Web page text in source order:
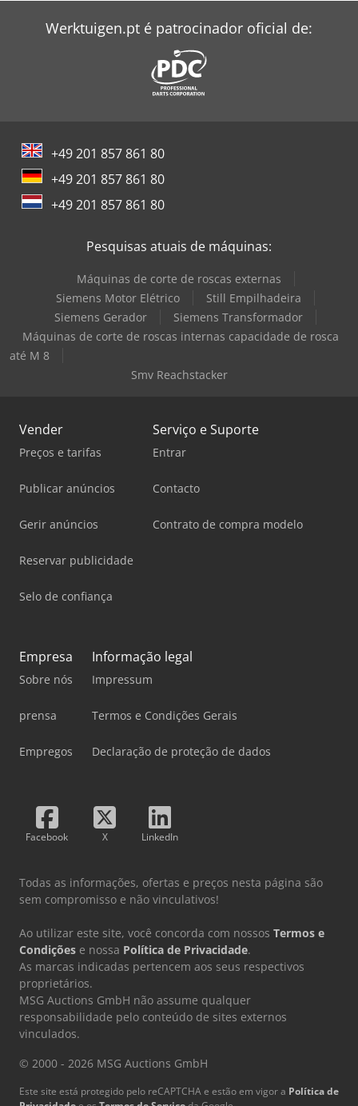
Werktuigen.pt é patrocinador oficial de:
+49 201 857 861 80
+49 201 857 861 80
+49 201 857 861 80
Pesquisas atuais de máquinas:
Máquinas de corte de roscas externas
Siemens Motor Elétrico
Still Empilhadeira
Siemens Gerador
Siemens Transformador
Máquinas de corte de roscas internas capacidade de rosca
até M 8
Smv Reachstacker
Vender
Preços e tarifas
Publicar anúncios
Gerir anúncios
Reservar publicidade
Selo de confiança
Serviço e Suporte
Entrar
Contacto
Contrato de compra modelo
Empresa
Sobre nós
prensa
Empregos
Informação legal
Impressum
Termos e Condições Gerais
Declaração de proteção de dados
Facebook X LinkedIn
Todas as informações, ofertas e preços nesta página são
sem compromisso e não vinculativos!
Ao utilizar este site, você concorda com nossos Termos e
Condições e nossa Política de Privacidade.
As marcas indicadas pertencem aos seus respectivos
proprietários.
MSG Auctions GmbH não assume qualquer
responsabilidade pelo conteúdo de sites externos
vinculados.
© 2000 - 2026 MSG Auctions GmbH
Este site está protegido pelo reCAPTCHA e estão em vigor a Política de